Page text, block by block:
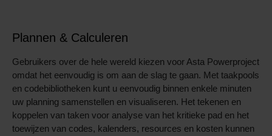
Plannen & Calculeren
Gebruikers over de hele wereld kiezen voor Asta Powerproject
omdat het eenvoudig is om aan de slag te gaan. Met taakpools
en codebibliotheken kunt u eenvoudig binnen enkele minuten
uw planning samenstellen en visualiseren. Het tekenen en
koppelen van taken voor analyse van het kritieke pad en het
toewijzen van codes, kalenders, resources en kosten kunnen